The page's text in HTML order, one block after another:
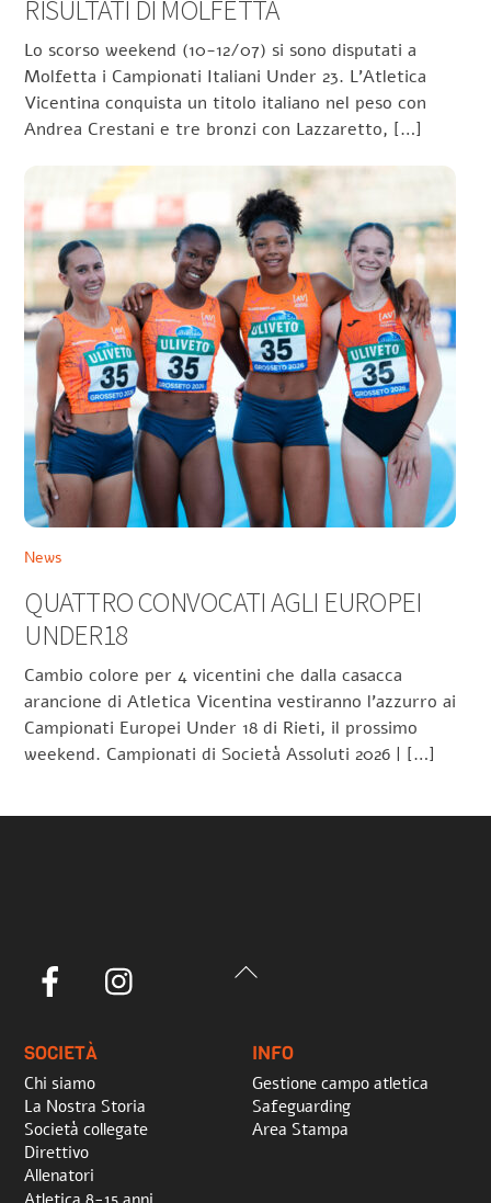
RISULTATI DI MOLFETTA
Lo scorso weekend (10-12/07) si sono disputati a
Molfetta i Campionati Italiani Under 23. L’Atletica
Vicentina conquista un titolo italiano nel peso con
Andrea Crestani e tre bronzi con Lazzaretto, […]
News
QUATTRO CONVOCATI AGLI EUROPEI
UNDER18
Cambio colore per 4 vicentini che dalla casacca
arancione di Atletica Vicentina vestiranno l’azzurro ai
Campionati Europei Under 18 di Rieti, il prossimo
weekend. Campionati di Società Assoluti 2026 | […]
Back
Facebook
SOCIETÀ
Chi siamo
La Nostra Storia
Società collegate
Direttivo
Allenatori
INFO
Gestione campo atletica
Safeguarding
Area Stampa